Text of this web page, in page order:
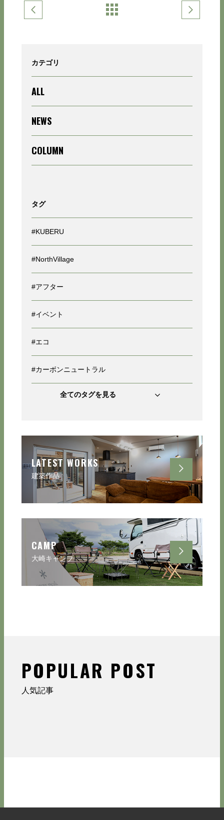
カテゴリ
ALL
NEWS
COLUMN
タグ
#KUBERU
#NorthVillage
#アフター
#イベント
#エコ
#カーボンニュートラル
全てのタグを見る
LATEST WORKS
建築作品
CAMP
大崎キャンプ
POPULAR POST
人気記事